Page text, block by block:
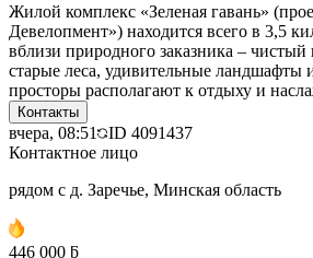
Жилой комплекс «Зеленая гавань»
Девелопмент») находится всего в 3,5
вблизи природного заказника –
старые леса, удивительные ландшафты
просторы располагают к отдыху и
Контакты
вчера, 08:51 ID 4091437
Контактное лицо
рядом с д. Заречье, Минская область
446 000 ƃ